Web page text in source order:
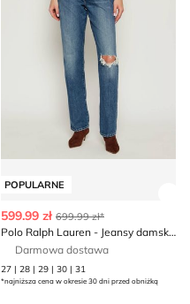
POPULARNE
599.99 zł 699.99 zł*
Polo Ralph Lauren - Jeansy damskie casual
Darmowa dostawa
27 | 28 | 29 | 30 | 31
*najniższa cena w okresie 30 dni przed obniżką